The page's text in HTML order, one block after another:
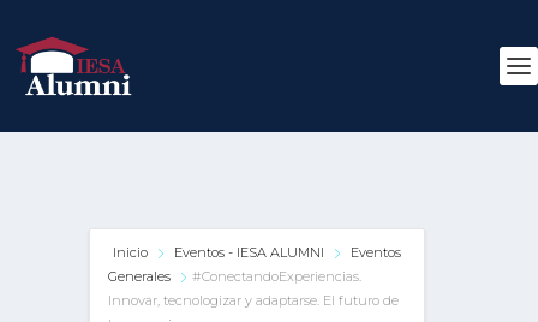
Inicio Eventos - IESA ALUMNI
Eventos
Generales
#ConectandoExperiencias.
Innovar, tecnologizar y adaptarse. El futuro de